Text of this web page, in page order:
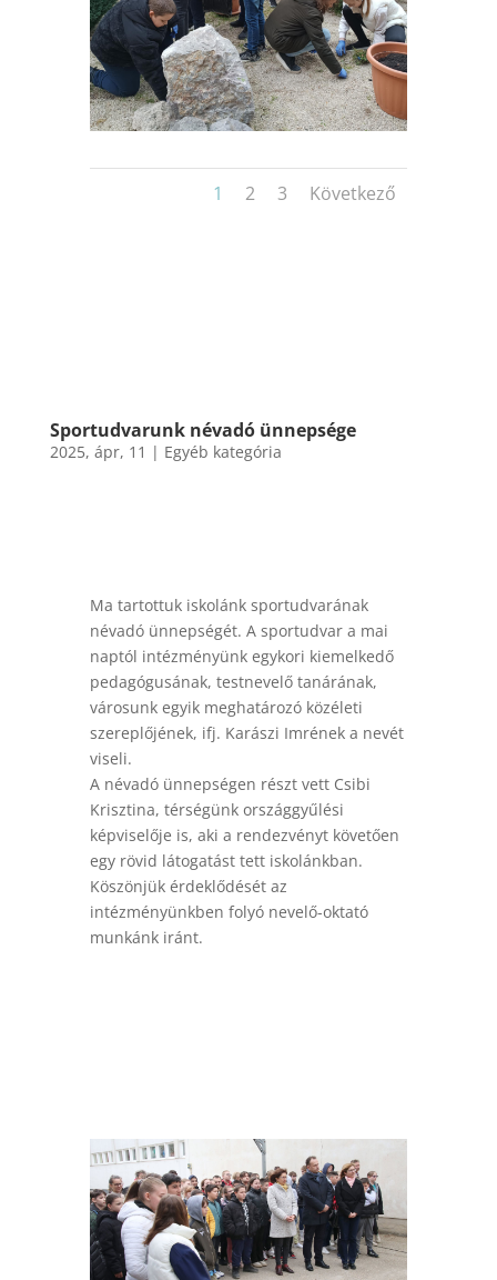
1 2 3 Következő
Sportudvarunk névadó ünnepsége
2025, ápr, 11 | Egyéb kategória
Ma tartottuk iskolánk sportudvarának
névadó ünnepségét. A sportudvar a mai
naptól intézményünk egykori kiemelkedő
pedagógusának, testnevelő tanárának,
városunk egyik meghatározó közéleti
szereplőjének, ifj. Karászi Imrének a nevét
viseli.
A névadó ünnepségen részt vett Csibi
Krisztina, térségünk országgyűlési
képviselője is, aki a rendezvényt követően
egy rövid látogatást tett iskolánkban.
Köszönjük érdeklődését az
intézményünkben folyó nevelő-oktató
munkánk iránt.